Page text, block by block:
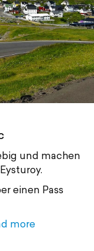
und machen
einen Pass
more